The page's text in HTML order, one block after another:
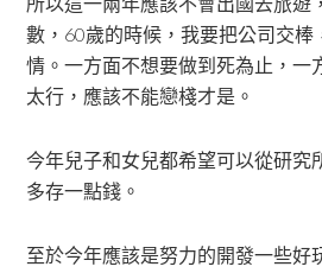
數，60歲的時候，我要把公司交棒
情。一方面不想要做到死為止，一
太行，應該不能戀棧才是。
今年兒子和女兒都希望可以從研究
多存一點錢。
至於今年應該是努力的開發一些好